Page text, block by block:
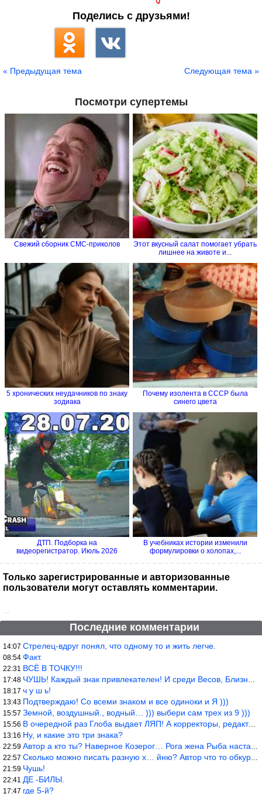
Поделись с друзьями!
« Предыдущая тема Следующая тема »
Посмотри супертемы
Свежий сборник СМС-приколов
Этот вкусный салат помогает убрать
лишнее на животе и...
5 хронических неудачников по знаку
зодиака
Почему изолента в СССР была
синего цвета
ДТП. Подборка на
видеорегистратор. Июль 2026
В учебниках истории изменили
формулировки о холопах,...
Только зарегистрированные и авторизованные
пользователи могут оставлять комментарии.
Последние комментарии
14:07 Стрелец-вдруг понял, что одному то и жить легче.
08:54 Факт.
22:31 ВСЁ В ТОЧКУ!!!
17:48 ЧУШЬ! Каждый знак привлекателен! И среди Весов, Близнецов встреч
18:17 ч у ш ь!
13:43 Подтверждаю! Со всеми знаком и все одиноки и Я )))
15:57 Земной, воздушный., водный… ))) выбери сам трех из 9 )))
15:56 В очередной раз Глоба выдает ЛЯП! А корректоры, редакторы пропус
13:16 Ну, и какие это три знака?
22:59 Автор а кто ты? Наверное Козерог… Рога жена Рыба наставила ))
22:57 Сколько можно писать разную х… йню? Автор что то обкурился?
21:59 Чушь!
22:41 ДЕ -БИЛЫ.
17:47 где 5-й?